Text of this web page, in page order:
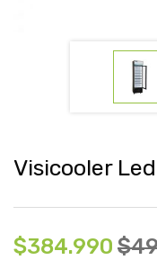
Visicooler
$384.990 $